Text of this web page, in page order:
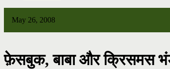
May 26, 2008
फ़ेसबुक, बाबा और क्रिसमस